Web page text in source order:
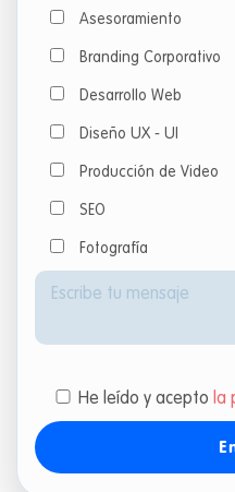
Asesoramiento
Branding Corporativo
Desarrollo Web
Diseño UX - UI
Producción de Video
SEO
Fotografía
He leído y acepto la